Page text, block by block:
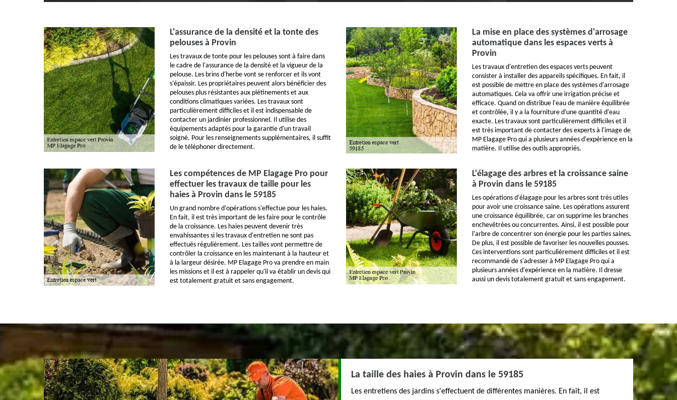
L'assurance de la densité et la tonte des
pelouses à Provin
Les travaux de tonte pour les pelouses sont à faire dans
le cadre de l'assurance de la densité et la vigueur de la
pelouse. Les brins d'herbe vont se renforcer et ils vont
s'épaissir. Les propriétaires peuvent alors bénéficier des
pelouses plus résistantes aux piétinements et aux
conditions climatiques variées. Les travaux sont
particulièrement difficiles et il est indispensable de
contacter un jardinier professionnel. Il utilise des
équipements adaptés pour la garantie d'un travail
soigné. Pour les renseignements supplémentaires, il suffit
de le téléphoner directement.
La mise en place des systèmes d'arrosage
automatique dans les espaces verts à
Provin
Les travaux d'entretien des espaces verts peuvent
consister à installer des appareils spécifiques. En fait, il
est possible de mettre en place des systèmes d'arrosage
automatiques. Cela va offrir une irrigation précise et
efficace. Quand on distribue l'eau de manière équilibrée
et contrôlée, il y a la fourniture d'une quantité d'eau
exacte. Les travaux sont particulièrement difficiles et il
est très important de contacter des experts à l'image de
MP Elagage Pro qui a plusieurs années d'expérience en la
matière. Il utilise des outils appropriés.
Les compétences de MP Elagage Pro pour
effectuer les travaux de taille pour les
haies à Provin dans le 59185
Un grand nombre d'opérations s'effectue pour les haies.
En fait, il est très important de les faire pour le contrôle
de la croissance. Les haies peuvent devenir très
envahissantes si les travaux d'entretien ne sont pas
effectués régulièrement. Les tailles vont permettre de
contrôler la croissance en les maintenant à la hauteur et
à la largeur désirée. MP Elagage Pro va prendre en main
les missions et il est à rappeler qu'il va établir un devis qui
est totalement gratuit et sans engagement.
L'élagage des arbres et la croissance saine
à Provin dans le 59185
Les opérations d'élagage pour les arbres sont très utiles
pour avoir une croissance saine. Les opérations assurent
une croissance équilibrée, car on supprime les branches
enchevêtrées ou concurrentes. Ainsi, il est possible pour
l'arbre de concentrer son énergie pour les parties saines.
De plus, il est possible de favoriser les nouvelles pousses.
Ces interventions sont particulièrement difficiles et il est
recommandé de s'adresser à MP Elagage Pro qui a
plusieurs années d'expérience en la matière. Il dresse
aussi un devis totalement gratuit et sans engagement.
La taille des haies à Provin dans le 59185
Les entretiens des jardins s'effectuent de différentes manières. En fait, il est